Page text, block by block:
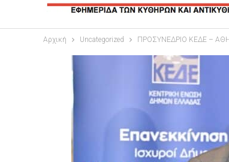
Αρχική Uncategorized ΠΡΟΣΥΝΕΔΡΙΟ ΚΕΔΕ –